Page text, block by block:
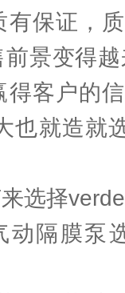
保证，
景变得
客户的
也就造就
选择
动隔膜泵